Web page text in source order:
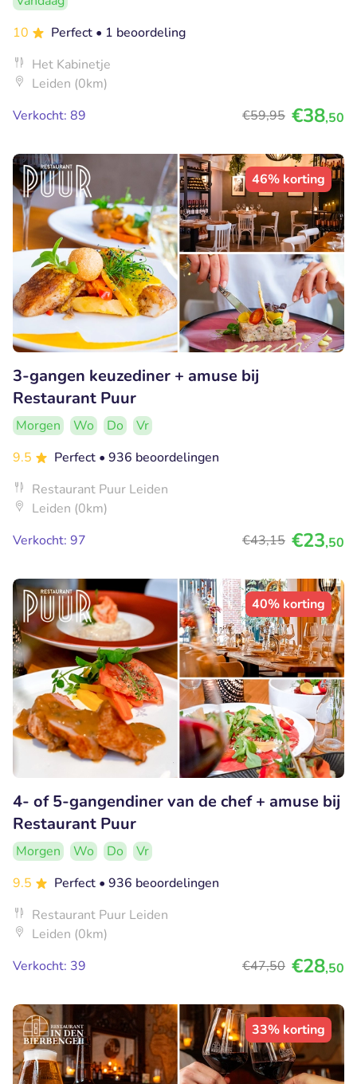
10
Perfect • 1 beoordeling
Het Kabinetje
Leiden (0km)
Verkocht: 89
€59,95 €38,50
46% korting
3-gangen keuzediner + amuse bij
Restaurant Puur
Morgen Wo Do
Vr
9.5
Perfect • 936 beoordelingen
Restaurant Puur Leiden
Leiden (0km)
Verkocht: 97
€43,15 €23,50
40% korting
4- of 5-gangendiner van de chef + amuse bij
Restaurant Puur
Morgen Wo Do
Vr
9.5
Perfect • 936 beoordelingen
Restaurant Puur Leiden
Leiden (0km)
Verkocht: 39
€47,50 €28,50
33% korting